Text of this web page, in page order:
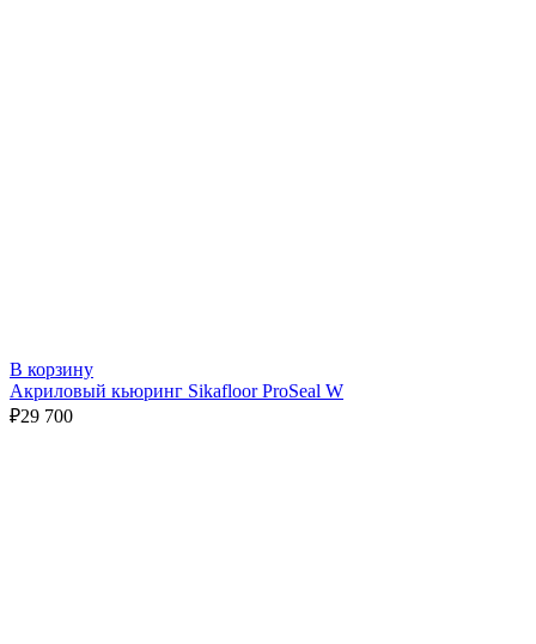
В корзину
Акриловый кьюринг Sikafloor ProSeal W
₽29 700